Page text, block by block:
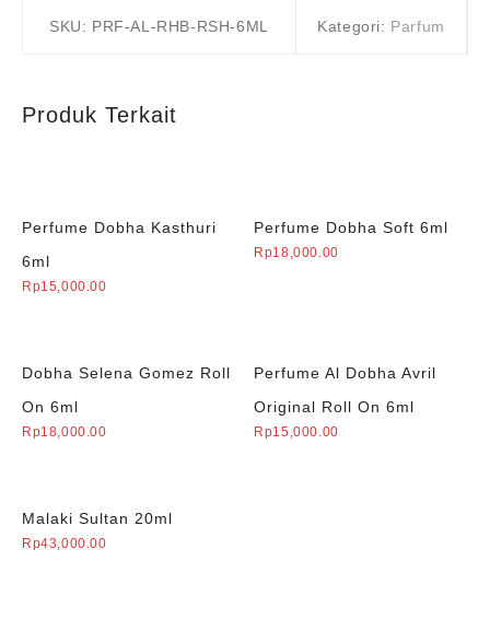
SKU: PRF-AL-RHB-RSH-6ML Kategori: Parfum
Produk Terkait
Perfume Dobha Kasthuri
6ml
Rp15,000.00
Perfume Dobha Soft 6ml
Rp18,000.00
Dobha Selena Gomez Roll
On 6ml
Rp18,000.00
Perfume Al Dobha Avril
Original Roll On 6ml
Rp15,000.00
Malaki Sultan 20ml
Rp43,000.00